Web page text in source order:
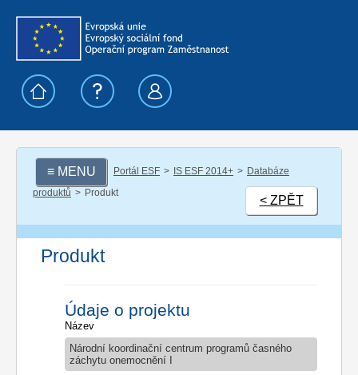
≡ MENU Portál ESF IS ESF 2014+
Databáze
produktů
Produkt
< ZPĚT
Produkt
Údaje o projektu
Název
Národní koordinační centrum programů časného
záchytu onemocnění I